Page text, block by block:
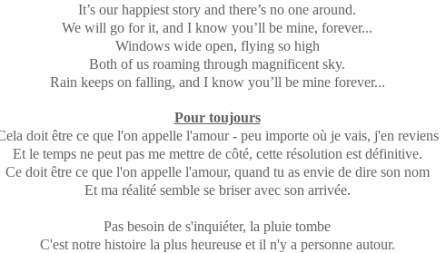
It’s our happiest story and there’s no one around.
We will go for it, and I know you’ll be mine, forever...
Windows wide open, flying so high
Both of us roaming through magnificent sky.
Rain keeps on falling, and I know you’ll be mine forever...
Pour toujours
doit être ce que l'on appelle l'amour - peu importe où je vais, j'en reviens
Et le temps ne peut pas me mettre de côté, cette résolution est définitive.
Ce doit être ce que l'on appelle l'amour, quand tu as envie de dire son nom
Et ma réalité semble se briser avec son arrivée.
Pas besoin de s'inquiéter, la pluie tombe
C'est notre histoire la plus heureuse et il n'y a personne autour.